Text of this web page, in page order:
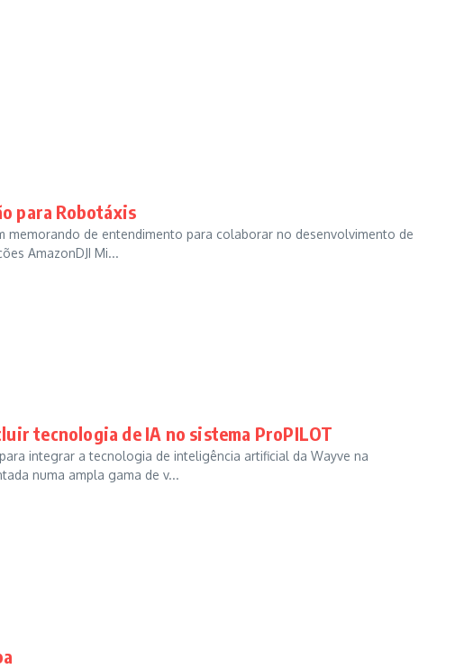
para Robotáxis
memorando de entendimento para colaborar no desenvolvimento de
AmazonDJI Mi...
tecnologia de IA no sistema ProPILOT
integrar a tecnologia de inteligência artificial da Wayve na
numa ampla gama de v...